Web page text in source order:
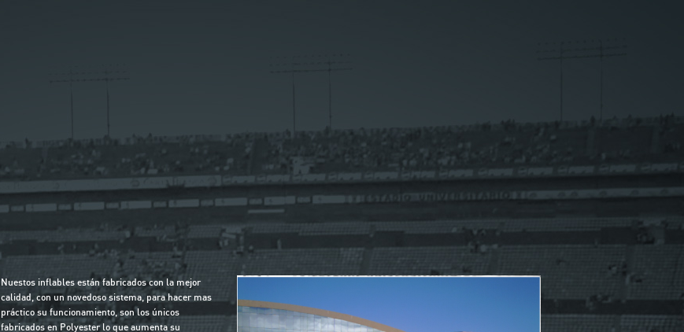
Nuestos inflables están fabricados con la mejor
calidad, con un novedoso sistema, para hacer mas
práctico su funcionamiento, son los únicos
fabricados en Polyester lo que aumenta su